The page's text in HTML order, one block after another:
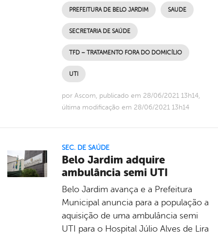
PREFEITURA DE BELO JARDIM SAUDE
SECRETARIA DE SAÚDE
TFD – TRATAMENTO FORA DO DOMICÍLIO
UTI
por Ascom, publicado em 28/06/2021 13h14,
última modificação em 28/06/2021 13h14
SEC. DE SAÚDE
Belo Jardim adquire
ambulância semi UTI
Belo Jardim avança e a Prefeitura
Municipal anuncia para a população a
aquisição de uma ambulância semi
UTI para o Hospital Júlio Alves de Lira